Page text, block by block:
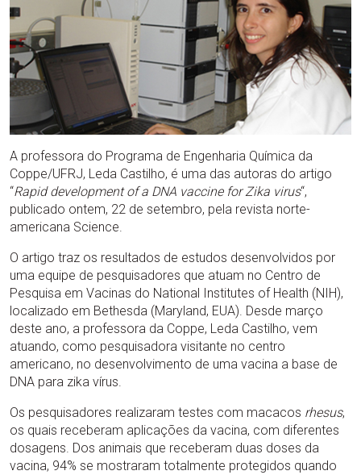
A professora do Programa de Engenharia Química da
Coppe/UFRJ, Leda Castilho, é uma das autoras do artigo
“Rapid development of a DNA vaccine for Zika virus“,
publicado ontem, 22 de setembro, pela revista norte-
americana Science.
O artigo traz os resultados de estudos desenvolvidos por
uma equipe de pesquisadores que atuam no Centro de
Pesquisa em Vacinas do National Institutes of Health (NIH),
localizado em Bethesda (Maryland, EUA). Desde março
deste ano, a professora da Coppe, Leda Castilho, vem
atuando, como pesquisadora visitante no centro
americano, no desenvolvimento de uma vacina a base de
DNA para zika vírus.
Os pesquisadores realizaram testes com macacos rhesus,
os quais receberam aplicações da vacina, com diferentes
dosagens. Dos animais que receberam duas doses da
vacina, 94% se mostraram totalmente protegidos quando